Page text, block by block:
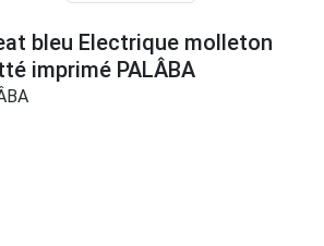
bleu Electrique molleton
imprimé PALÂBA